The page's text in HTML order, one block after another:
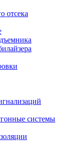
отсека
системы